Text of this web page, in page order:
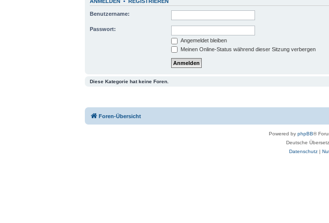
Benutzername:
Passwort:
Angemeldet bleiben
Meinen Online-Status während dieser Sitzung verbergen
Diese Kategorie hat keine Foren.
Foren-Übersicht
Powered by phpBB®
Deutsche
Datenschutz|